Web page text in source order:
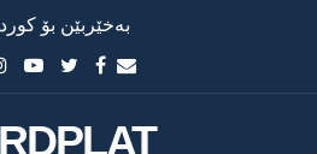
بەخێربێن بۆ